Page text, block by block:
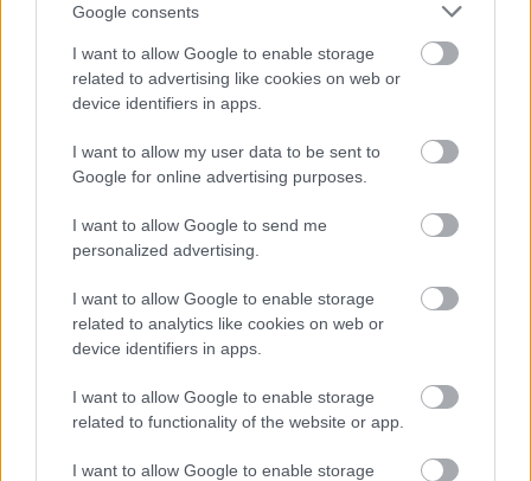
Google consents
I want to allow Google to enable storage
related to advertising like cookies on web or
device identifiers in apps.
I want to allow my user data to be sent to
Google for online advertising purposes.
I want to allow Google to send me
personalized advertising.
I want to allow Google to enable storage
related to analytics like cookies on web or
device identifiers in apps.
I want to allow Google to enable storage
related to functionality of the website or app.
I want to allow Google to enable storage